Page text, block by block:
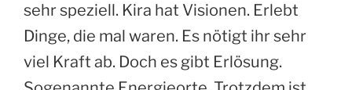
sehr speziell. Kira hat Visionen. Erlebt
Dinge, die mal waren. Es nötigt ihr sehr
viel Kraft ab. Doch es gibt Erlösung.